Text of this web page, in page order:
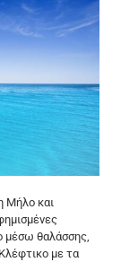
Μήλο και
μέσω θαλάσσης,
με τα